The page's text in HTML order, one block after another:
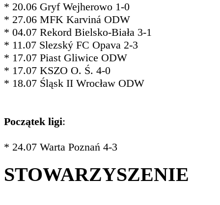
* 20.06 Gryf Wejherowo 1-0
* 27.06 MFK Karviná ODW
* 04.07 Rekord Bielsko-Biała 3-1
* 11.07 Slezský FC Opava 2-3
* 17.07 Piast Gliwice ODW
* 17.07 KSZO O. Ś. 4-0
* 18.07 Śląsk II Wrocław ODW
Początek ligi:
* 24.07 Warta Poznań 4-3
STOWARZYSZENIE